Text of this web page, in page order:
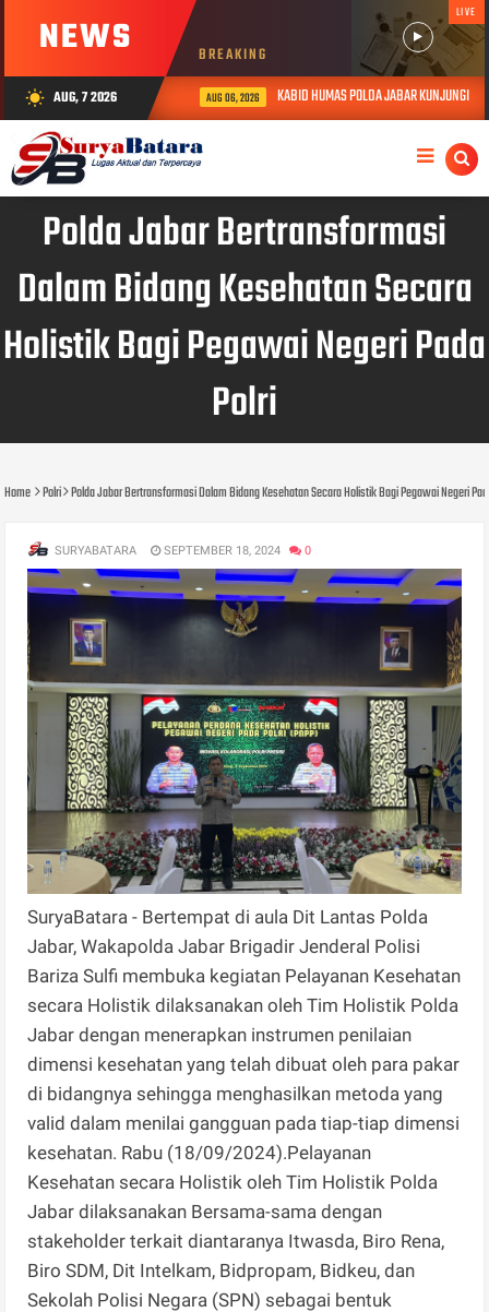
NEWS BREAKING
LIVE
wb_sunny AUG, 7 2026 AUG 06, 2026 KABID HUMAS POLDA JABAR KUNJUNGI
Polda Jabar Bertransformasi
Dalam Bidang Kesehatan Secara
Holistik Bagi Pegawai Negeri Pada
Polri
Home Polri Polda Jabar Bertransformasi Dalam Bidang Kesehatan Secara Holistik Bagi Pegawai Negeri
SURYABATARA SEPTEMBER 18, 2024 0
SuryaBatara - Bertempat di aula Dit Lantas Polda
Jabar, Wakapolda Jabar Brigadir Jenderal Polisi
Bariza Sulfi membuka kegiatan Pelayanan Kesehatan
secara Holistik dilaksanakan oleh Tim Holistik Polda
Jabar dengan menerapkan instrumen penilaian
dimensi kesehatan yang telah dibuat oleh para pakar
di bidangnya sehingga menghasilkan metoda yang
valid dalam menilai gangguan pada tiap-tiap dimensi
kesehatan. Rabu (18/09/2024).Pelayanan
Kesehatan secara Holistik oleh Tim Holistik Polda
Jabar dilaksanakan Bersama-sama dengan
stakeholder terkait diantaranya Itwasda, Biro Rena,
Biro SDM, Dit Intelkam, Bidpropam, Bidkeu, dan
Sekolah Polisi Negara (SPN) sebagai bentuk